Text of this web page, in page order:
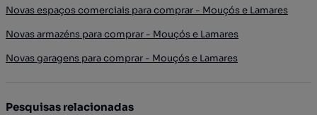
Novas espaços comerciais para comprar - Mouçós e Lamares
Novas armazéns para comprar - Mouçós e Lamares
Novas garagens para comprar - Mouçós e Lamares
Pesquisas relacionadas